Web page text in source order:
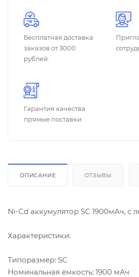
Бесплатная доставка
заказов от 3000
рублей.
Гарантия качества
прямые поставки
ОПИСАНИЕ ОТЗЫВЫ
Ni-Cd аккумулятор SC 1900мАч, с
Характеристики:
Типоразмер: SC
Номинальная ёмкость: 1900 мАч